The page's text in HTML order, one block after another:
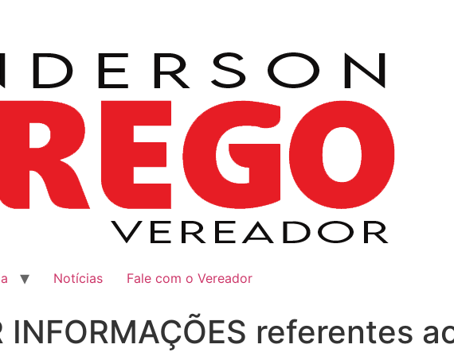
Notícias Fale com o Vereador
INFORMAÇÕES referentes